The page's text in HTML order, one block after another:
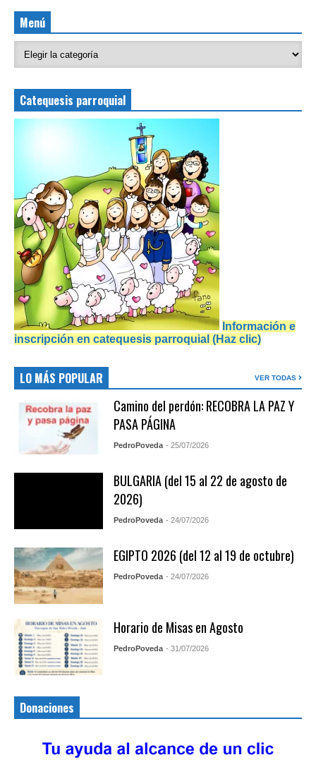
Menú
Catequesis parroquial
Información e
inscripción en catequesis parroquial (Haz clic)
LO MÁS POPULAR VER TODAS
Camino del perdón: RECOBRA LA PAZ Y
PASA PÁGINA
PedroPoveda - 25/07/2026
BULGARIA (del 15 al 22 de agosto de
2026)
PedroPoveda - 24/07/2026
EGIPTO 2026 (del 12 al 19 de octubre)
PedroPoveda - 24/07/2026
Horario de Misas en Agosto
PedroPoveda - 31/07/2026
Donaciones